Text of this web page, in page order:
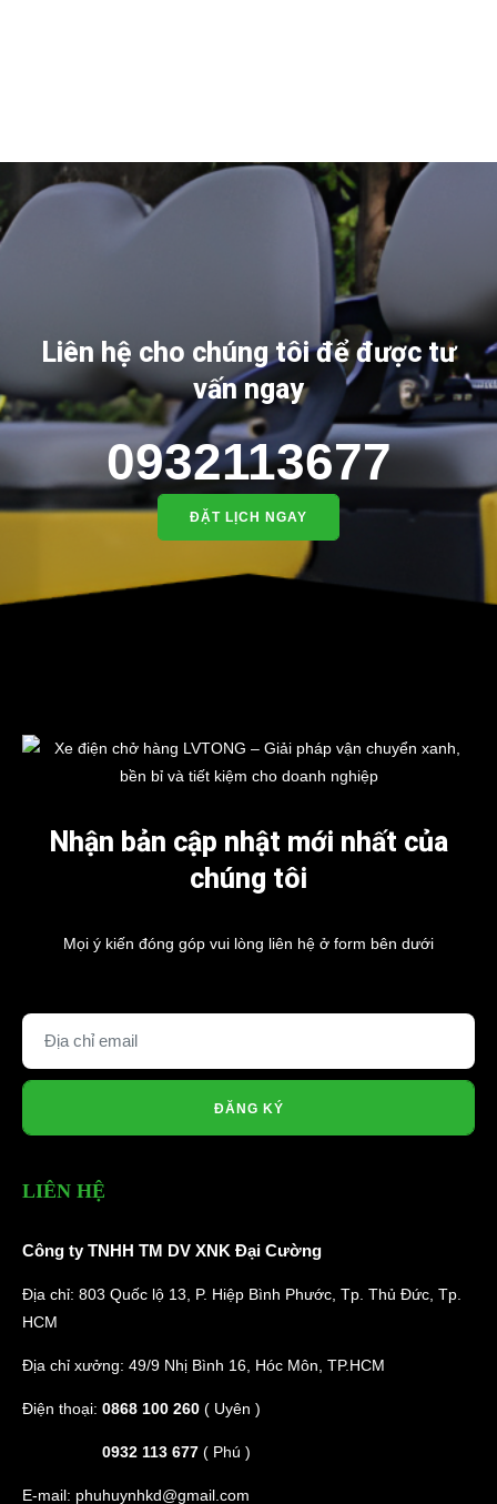
Liên hệ cho chúng tôi để được tư
vấn ngay
0932113677
ĐẶT LỊCH NGAY
Nhận bản cập nhật mới nhất của
chúng tôi
Mọi ý kiến đóng góp vui lòng liên hệ ở form bên dưới
ĐĂNG KÝ
LIÊN HỆ
Công ty TNHH TM DV XNK Đại Cường
Địa chỉ: 803 Quốc lộ 13, P. Hiệp Bình Phước, Tp. Thủ Đức, Tp.
HCM
Địa chỉ xưởng: 49/9 Nhị Bình 16, Hóc Môn, TP.HCM
Điện thoại: 0868 100 260 ( Uyên )
0932 113 677 ( Phú )
E-mail: phuhuynhkd@gmail.com